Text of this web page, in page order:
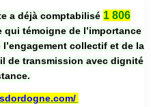
a déjà comptabilisé 1 806
qui témoigne de l’importance
collectif et de la
de transmission avec dignité